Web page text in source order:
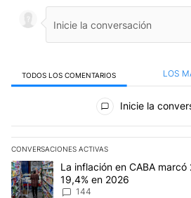
TODOS LOS COMENTARIOS LOS
Todos los comentarios
Inicie la
CONVERSACIONES ACTIVAS
Este listado muestra los artículos con
Un artículo de tendencia con el título
La inflación en CABA
19,4% en 2026
144